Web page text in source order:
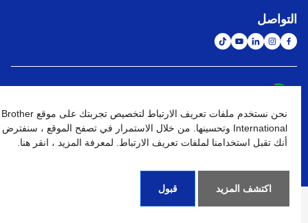
التواصل
نهج الخصوصية شروط الإستخدام خريطة الموقع الإنتقال إلى الموقع العالمي
نحن نستخدم ملفات تعريف الارتباط لتخصيص تجربتك على موقع Brother
International وتحسينها. من خلال الاستمرار في تصفح الموقع ، سنفترض
أنك تقبل استخدامنا لملفات تعريف الارتباط. لمعرفة المزيد ، انقر هنا.
اكتشف المزيد قبول